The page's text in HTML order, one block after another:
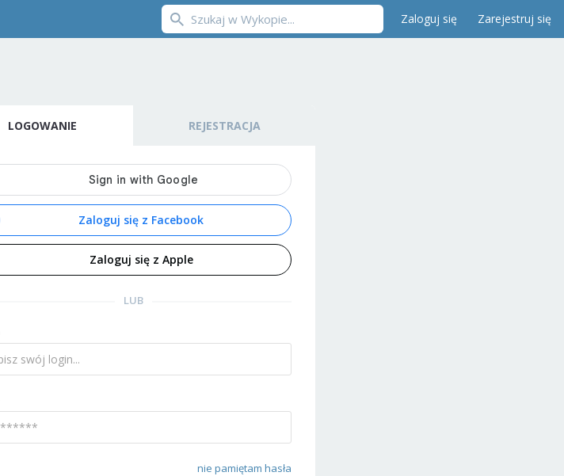
Zaloguj się Zarejestruj się
LOGOWANIE REJESTRACJA
Zaloguj się z Facebook
Zaloguj się z Apple
LUB
nie pamiętam hasła